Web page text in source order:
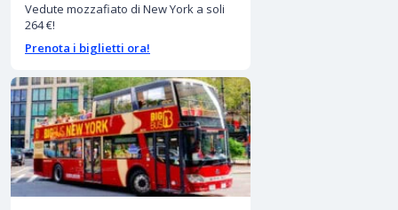
Vedute mozzafiato di New York a soli
264 €!
Prenota i biglietti ora!